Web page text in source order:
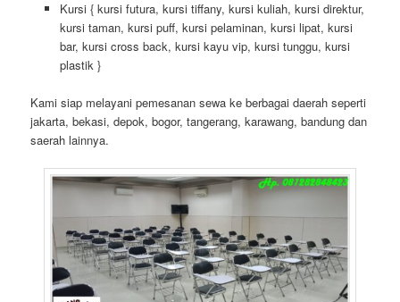
Kursi { kursi futura, kursi tiffany, kursi kuliah, kursi direktur,
kursi taman, kursi puff, kursi pelaminan, kursi lipat, kursi
bar, kursi cross back, kursi kayu vip, kursi tunggu, kursi
plastik }
Kami siap melayani pemesanan sewa ke berbagai daerah seperti
jakarta, bekasi, depok, bogor, tangerang, karawang, bandung dan
saerah lainnya.